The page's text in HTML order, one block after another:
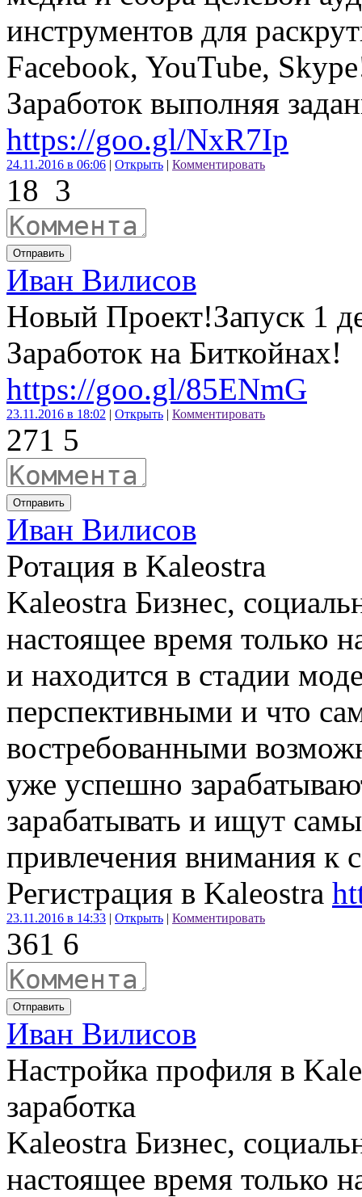
инструментов для
Facebook, YouTube,
Заработок выполняя
https://goo.gl/NxR7Ip
24.11.2016 в 06:06 | Открыть | Комментировать
18 3
Отправить
Иван Вилисов
Новый Проект!Запуск 1
Заработок на Биткойнах!
https://goo.gl/85ENmG
23.11.2016 в 18:02 | Открыть | Комментировать
271 5
Отправить
Иван Вилисов
Ротация в Kaleostra
Kaleostra Бизнес,
настоящее время только
и находится в стадии
перспективными и что
востребованными
уже успешно
зарабатывать и ищут
привлечения внимания к
Регистрация в Kaleostra
23.11.2016 в 14:33 | Открыть | Комментировать
361 6
Отправить
Иван Вилисов
Настройка профиля в
заработка
Kaleostra Бизнес,
настоящее время только